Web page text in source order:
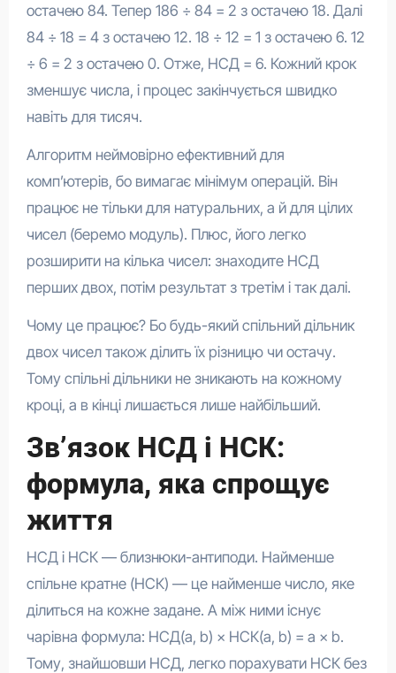
остачею 84. Тепер 186 ÷ 84 = 2 з остачею 18. Далі
84 ÷ 18 = 4 з остачею 12. 18 ÷ 12 = 1 з остачею 6. 12
÷ 6 = 2 з остачею 0. Отже, НСД = 6. Кожний крок
зменшує числа, і процес закінчується швидко
навіть для тисяч.
Алгоритм неймовірно ефективний для
комп’ютерів, бо вимагає мінімум операцій. Він
працює не тільки для натуральних, а й для цілих
чисел (беремо модуль). Плюс, його легко
розширити на кілька чисел: знаходите НСД
перших двох, потім результат з третім і так далі.
Чому це працює? Бо будь-який спільний дільник
двох чисел також ділить їх різницю чи остачу.
Тому спільні дільники не зникають на кожному
кроці, а в кінці лишається лише найбільший.
Зв’язок НСД і НСК:
формула, яка спрощує
життя
НСД і НСК — близнюки-антиподи. Найменше
спільне кратне (НСК) — це найменше число, яке
ділиться на кожне задане. А між ними існує
чарівна формула: НСД(a, b) × НСК(a, b) = a × b.
Тому, знайшовши НСД, легко порахувати НСК без